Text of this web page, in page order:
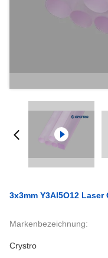
3x3mm Y3Al5O12
Markenbezeichnung:
Crystro